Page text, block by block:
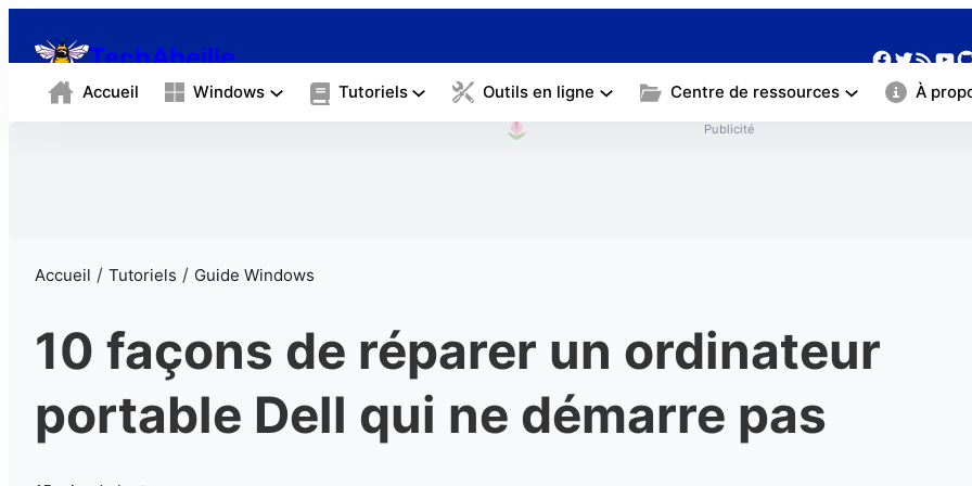
TechAbeille Flux RSS
Accueil Windows Tutoriels Outils en ligne Centre de ressources À
Publicité
Accueil / Tutoriels / Guide Windows
10 façons de réparer un ordinateur
portable Dell qui ne démarre pas
❀